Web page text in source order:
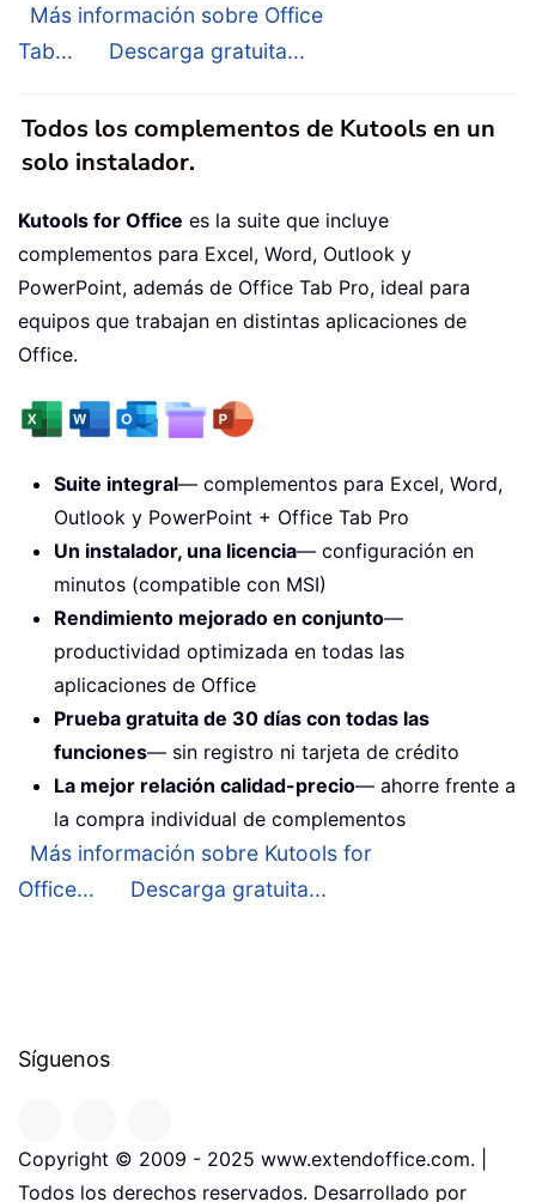
Más información sobre Office
Tab...
Descarga gratuita...
Todos los complementos de Kutools en un
solo instalador.
Kutools for Office es la suite que incluye
complementos para Excel, Word, Outlook y
PowerPoint, además de Office Tab Pro, ideal para
equipos que trabajan en distintas aplicaciones de
Office.
Suite integral— complementos para Excel, Word,
Outlook y PowerPoint + Office Tab Pro
Un instalador, una licencia— configuración en
minutos (compatible con MSI)
Rendimiento mejorado en conjunto—
productividad optimizada en todas las
aplicaciones de Office
Prueba gratuita de 30 días con todas las
funciones— sin registro ni tarjeta de crédito
La mejor relación calidad-precio— ahorre frente a
la compra individual de complementos
Más información sobre Kutools for
Office...
Descarga gratuita...
Síguenos
Copyright © 2009 - 2025 www.extendoffice.com. |
Todos los derechos reservados. Desarrollado por